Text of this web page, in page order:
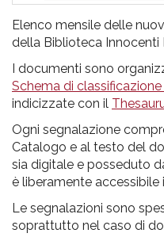
Elenco mensile delle
della Biblioteca Innocenti
I documenti sono
Schema di
indicizzate con il
Ogni segnalazione
Catalogo e al testo del
sia digitale e posseduto
è liberamente accessibile
Le segnalazioni sono
soprattutto nel caso di